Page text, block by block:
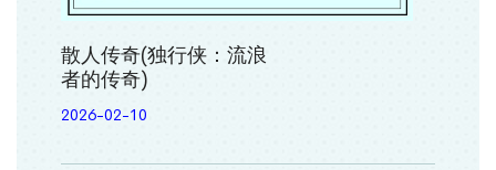
散人传奇(独行侠：流浪
者的传奇)
2026-02-10